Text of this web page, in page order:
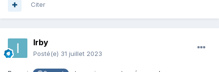
Citer
Irby
Posté(e) 31 juillet 2023